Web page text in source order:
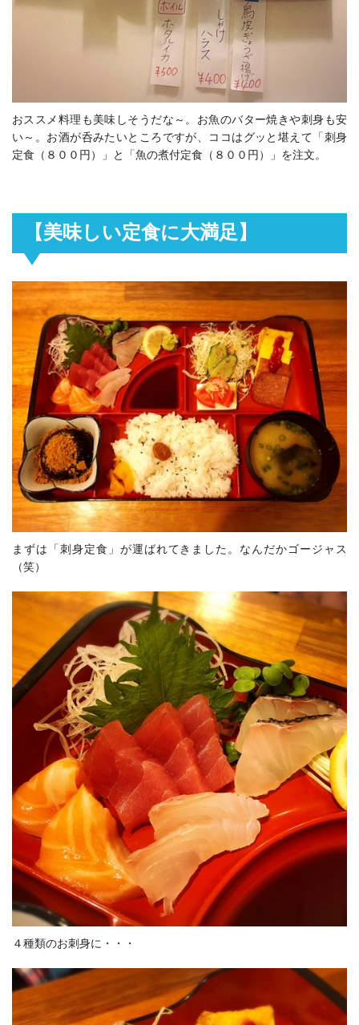
おススメ料理も美味しそうだな～。お魚のバター焼きや刺身も安
い～。お酒が呑みたいところですが、ココはグッと堪えて「刺身
定食（８００円）」と「魚の煮付定食（８００円）」を注文。
【美味しい定食に大満足】
まずは「刺身定食」が運ばれてきました。なんだかゴージャス
（笑）
４種類のお刺身に・・・